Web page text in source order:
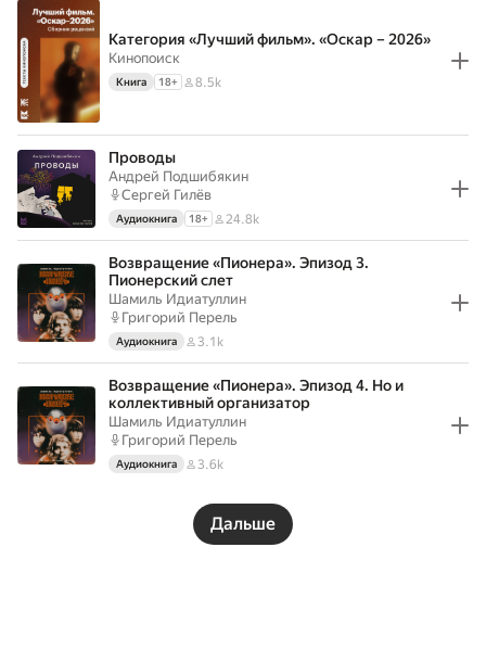
Категория «Лучший фильм». «Оскар – 2026»
Кинопоиск
Книга 18+ 8.5k
Проводы
Андрей Подшибякин
Сергей Гилёв
Аудиокнига 18+ 24.8k
Возвращение‌ ‌«Пионера»‌. Эпизод 3.
Пионерский слет
Шамиль Идиатуллин
Григорий Перель
Аудиокнига 3.1k
Возвращение‌ ‌«Пионера»‌. Эпизод 4. Но и
коллективный организатор
Шамиль Идиатуллин
Григорий Перель
Аудиокнига 3.6k
Дальше